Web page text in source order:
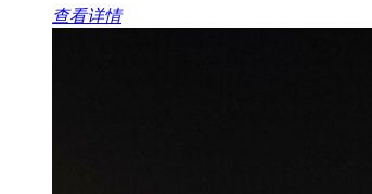
查看详情